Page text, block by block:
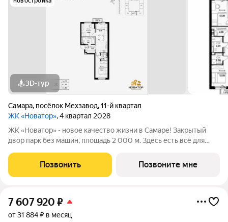
3D-тур
Самара, посёлок Мехзавод,11-й квартал
ЖК «Новатор», 4 квартал 2028
ЖК «Новатор» - новое качество жизни в Самаре! Закрытый
двор парк без машин, площадь 2 000 м. Здесь есть всё для
спортивные зоны ландшафтное озеленение Безопасность на
высшем уровне: система
Позвонить Позвоните мне
7 607 920 ₽
от 31 884 ₽ в месяц